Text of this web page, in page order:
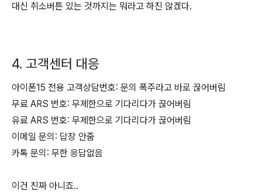
대신 취소버튼 있는 것까지는 뭐라고 하진 않겠다.
4. 고객센터 대응
아이폰15 전용 고객상담번호: 문의 폭주라고 바로 끊어버림
무료 ARS 번호: 무제한으로 기다리다가 끊어버림
유료 ARS 번호: 무제한으로 기다리다가 끊어버림
이메일 문의: 답장 안줌
카톡 문의: 무한 응답없음
이건 진짜 아니죠..